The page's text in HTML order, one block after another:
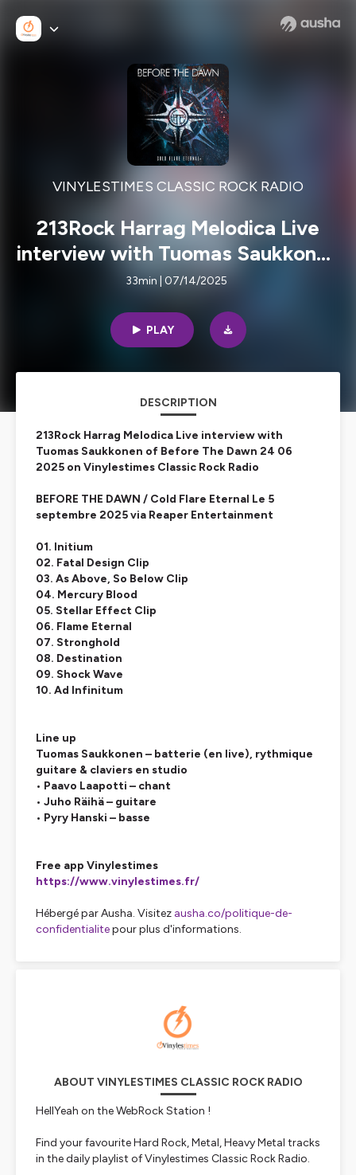
VINYLESTIMES CLASSIC ROCK RADIO
213Rock Harrag Melodica Live
interview with Tuomas Saukkonen
of Before The Dawn 24 06 2025
Radio
33min | 07/14/2025
PLAY
DESCRIPTION
213Rock Harrag Melodica Live interview with
Tuomas Saukkonen of Before The Dawn 24 06
2025 on Vinylestimes Classic Rock Radio
BEFORE THE DAWN / Cold Flare Eternal Le 5
septembre 2025 via Reaper Entertainment
01. Initium
02. Fatal Design Clip
03. As Above, So Below Clip
04. Mercury Blood
05. Stellar Effect Clip
06. Flame Eternal
07. Stronghold
08. Destination
09. Shock Wave
10. Ad Infinitum
Line up
Tuomas Saukkonen – batterie (en live), rythmique
guitare & claviers en studio
• Paavo Laapotti – chant
• Juho Räihä – guitare
• Pyry Hanski – basse
Free app Vinylestimes
https://www.vinylestimes.fr/
Hébergé par Ausha. Visitez ausha.co/politique-de-
confidentialitepour plus d'informations.
ABOUT VINYLESTIMES CLASSIC ROCK RADIO
HellYeah on the WebRock Station !
Find your favourite Hard Rock, Metal, Heavy Metal tracks
in the daily playlist of Vinylestimes Classic Rock Radio.